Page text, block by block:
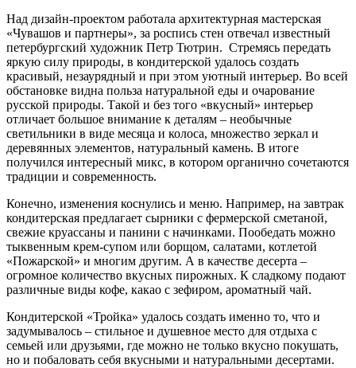
Над дизайн-проектом работала архитектурная мастерская
«Чувашов и партнеры», за роспись стен отвечал известный
петербургский художник Петр Тютрин. Стремясь передать
яркую силу природы, в кондитерской удалось создать
красивый, незаурядный и при этом уютный интерьер. Во всей
обстановке видна польза натуральной еды и очарование
русской природы. Такой и без того «вкусный» интерьер
отличает большое внимание к деталям – необычные
светильники в виде месяца и колоса, множество зеркал и
деревянных элементов, натуральный камень. В итоге
получился интересный микс, в котором органично сочетаются
традиции и современность.
Конечно, изменения коснулись и меню. Например, на завтрак
кондитерская предлагает сырники с фермерской сметаной,
свежие круассаны и панини с начинками. Пообедать можно
тыквенным крем-супом или борщом, салатами, котлетой
«Пожарской» и многим другим. А в качестве десерта –
огромное количество вкусных пирожных. К сладкому подают
различные виды кофе, какао с зефиром, ароматный чай.
Кондитерской «Тройка» удалось создать именно то, что и
задумывалось – стильное и душевное место для отдыха с
семьей или друзьями, где можно не только вкусно покушать,
но и побаловать себя вкусными и натуральными десертами.